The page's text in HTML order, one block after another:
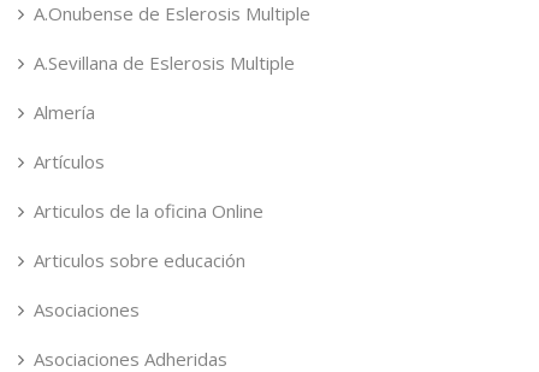
A.Onubense de Eslerosis Multiple
A.Sevillana de Eslerosis Multiple
Almería
Artículos
Articulos de la oficina Online
Articulos sobre educación
Asociaciones
Asociaciones Adheridas